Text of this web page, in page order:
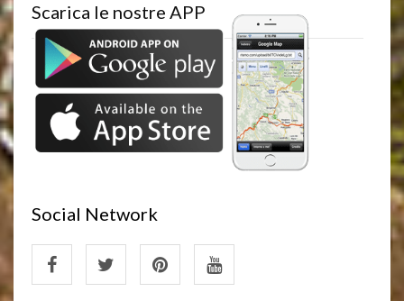
Scarica le nostre APP
Social Network